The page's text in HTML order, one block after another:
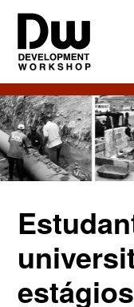
Skip
main
content
Skip
primary
sidebar
DW
Angola
Development
Workshop
Angola